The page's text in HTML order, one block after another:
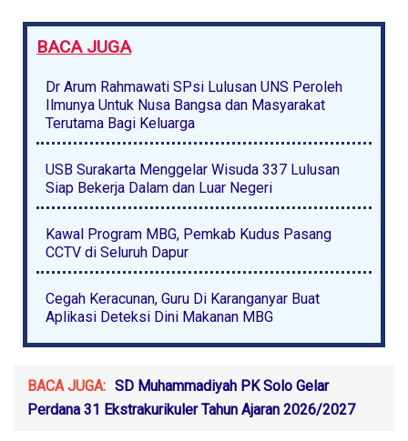
BACA JUGA
Dr Arum Rahmawati SPsi Lulusan UNS Peroleh
Ilmunya Untuk Nusa Bangsa dan Masyarakat
Terutama Bagi Keluarga
USB Surakarta Menggelar Wisuda 337 Lulusan
Siap Bekerja Dalam dan Luar Negeri
Kawal Program MBG, Pemkab Kudus Pasang
CCTV di Seluruh Dapur
Cegah Keracunan, Guru Di Karanganyar Buat
Aplikasi Deteksi Dini Makanan MBG
BACA JUGA: SD Muhammadiyah PK Solo Gelar
Perdana 31 Ekstrakurikuler Tahun Ajaran 2026/2027